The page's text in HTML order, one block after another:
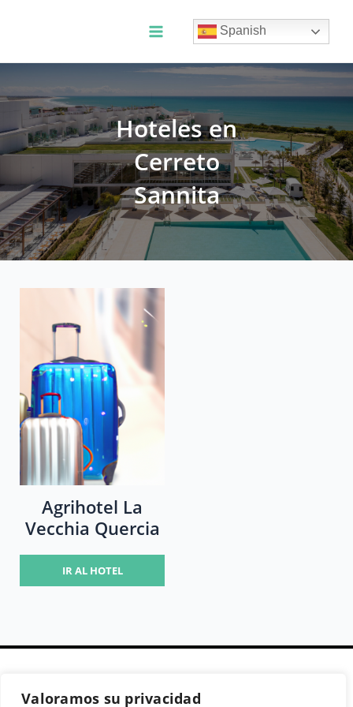
Valoramos su privacidad
Main
Menu
Spanish
Hoteles en
Cerreto
Sannita
Agrihotel La
Vecchia Quercia
IR AL HOTEL